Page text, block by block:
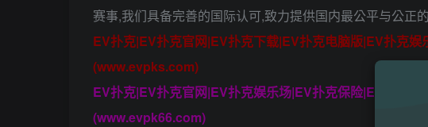
赛事,我们具备完善的国际认可,致力提供国内最公平与公正
EV扑克|EV扑克官网|EV扑克下载|EV扑克电脑版|EV扑克
(www.evpks.com)
EV扑克|EV扑克官网|EV扑克娱乐场|EV扑克保险|EV扑克
(www.evpk66.com)